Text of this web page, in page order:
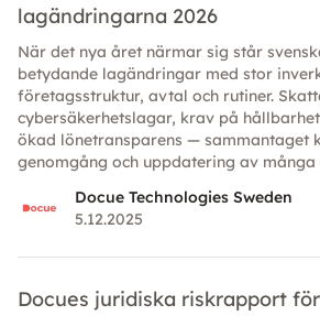
lagändringarna 2026
När det nya året närmar sig står
betydande lagändringar med stor
företagsstruktur, avtal och rutiner.
cybersäkerhetslagar, krav på
ökad lönetransparens — sammantaget
genomgång och uppdatering av
för att ligga steget före.
Docue Technologies Sweden
5.12.2025
Docues juridiska riskrapport